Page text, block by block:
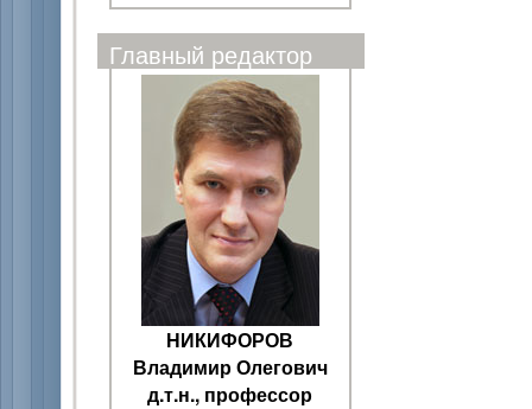
Главный редактор
НИКИФОРОВ
Владимир Олегович
д.т.н., профессор